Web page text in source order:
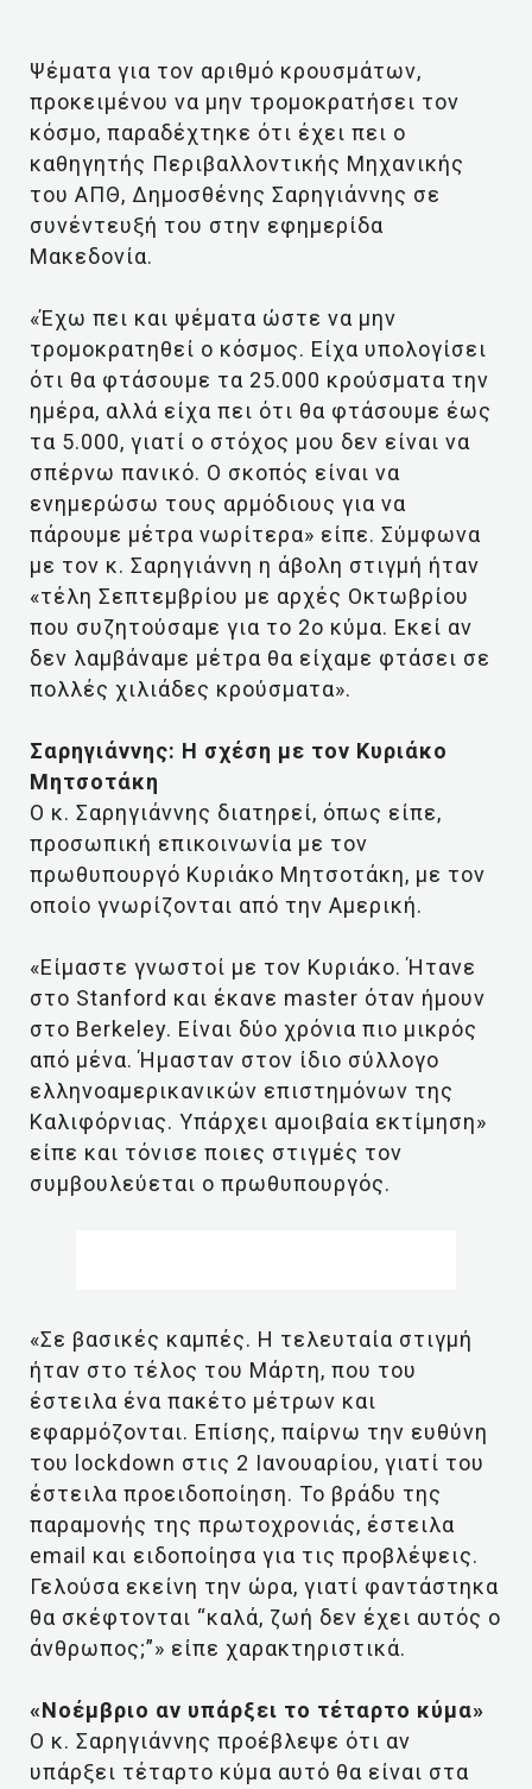
Ψέματα για τον αριθμό κρουσμάτων,
προκειμένου να μην τρομοκρατήσει τον
κόσμο, παραδέχτηκε ότι έχει πει ο
καθηγητής Περιβαλλοντικής Μηχανικής
του ΑΠΘ, Δημοσθένης Σαρηγιάννης σε
συνέντευξή του στην εφημερίδα
Μακεδονία.
«Έχω πει και ψέματα ώστε να μην
τρομοκρατηθεί ο κόσμος. Είχα υπολογίσει
ότι θα φτάσουμε τα 25.000 κρούσματα την
ημέρα, αλλά είχα πει ότι θα φτάσουμε έως
τα 5.000, γιατί ο στόχος μου δεν είναι να
σπέρνω πανικό. Ο σκοπός είναι να
ενημερώσω τους αρμόδιους για να
πάρουμε μέτρα νωρίτερα» είπε. Σύμφωνα
με τον κ. Σαρηγιάννη η άβολη στιγμή ήταν
«τέλη Σεπτεμβρίου με αρχές Οκτωβρίου
που συζητούσαμε για το 2ο κύμα. Εκεί αν
δεν λαμβάναμε μέτρα θα είχαμε φτάσει σε
πολλές χιλιάδες κρούσματα».
Σαρηγιάννης: Η σχέση με τον Κυριάκο
Μητσοτάκη
Ο κ. Σαρηγιάννης διατηρεί, όπως είπε,
προσωπική επικοινωνία με τον
πρωθυπουργό Κυριάκο Μητσοτάκη, με τον
οποίο γνωρίζονται από την Αμερική.
«Είμαστε γνωστοί με τον Κυριάκο. Ήτανε
στο Stanford και έκανε master όταν ήμουν
στο Berkeley. Είναι δύο χρόνια πιο μικρός
από μένα. Ήμασταν στον ίδιο σύλλογο
ελληνοαμερικανικών επιστημόνων της
Καλιφόρνιας. Υπάρχει αμοιβαία εκτίμηση»
είπε και τόνισε ποιες στιγμές τον
συμβουλεύεται ο πρωθυπουργός.
«Σε βασικές καμπές. Η τελευταία στιγμή
ήταν στο τέλος του Μάρτη, που του
έστειλα ένα πακέτο μέτρων και
εφαρμόζονται. Επίσης, παίρνω την ευθύνη
του lockdown στις 2 Ιανουαρίου, γιατί του
έστειλα προειδοποίηση. Το βράδυ της
παραμονής της πρωτοχρονιάς, έστειλα
email και ειδοποίησα για τις προβλέψεις.
Γελούσα εκείνη την ώρα, γιατί φαντάστηκα
θα σκέφτονται “καλά, ζωή δεν έχει αυτός ο
άνθρωπος;”» είπε χαρακτηριστικά.
«Νοέμβριο αν υπάρξει το τέταρτο κύμα»
Ο κ. Σαρηγιάννης προέβλεψε ότι αν
υπάρξει τέταρτο κύμα αυτό θα είναι στα